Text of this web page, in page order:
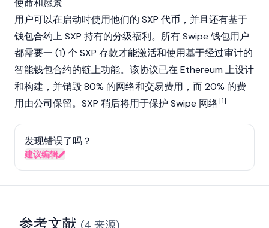
使命和愿景
用户可以在启动时使用他们的 SXP 代币，并且还有基于
钱包合约上 SXP 持有的分级福利。所有 Swipe 钱包用户
都需要一 (1) 个 SXP 存款才能激活和使用基于经过审计的
智能钱包合约的链上功能。该协议已在 Ethereum 上设计
和构建，并销毁 80% 的网络和交易费用，而 20% 的费
用由公司保留。SXP 稍后将用于保护 Swipe 网络[1]
发现错误了吗？
建议编辑
参考文献 (4 来源)